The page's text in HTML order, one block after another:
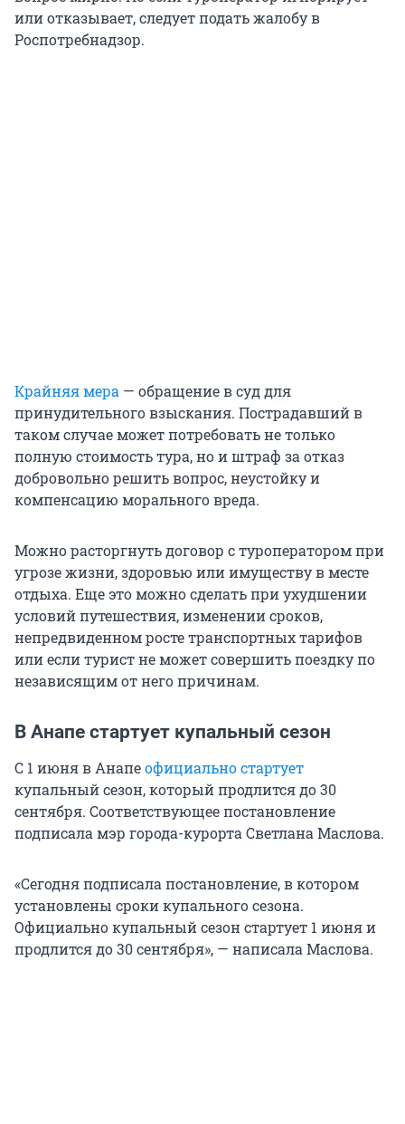
или отказывает, следует подать жалобу в
Роспотребнадзор.
Крайняя мера — обращение в суд для
принудительного взыскания. Пострадавший в
таком случае может потребовать не только
полную стоимость тура, но и штраф за отказ
добровольно решить вопрос, неустойку и
компенсацию морального вреда.
Можно расторгнуть договор с туроператором при
угрозе жизни, здоровью или имуществу в месте
отдыха. Еще это можно сделать при ухудшении
условий путешествия, изменении сроков,
непредвиденном росте транспортных тарифов
или если турист не может совершить поездку по
независящим от него причинам.
В Анапе стартует купальный сезон
С 1 июня в Анапеофициально стартует
купальный сезон, который продлится до 30
сентября. Соответствующее постановление
подписала мэр города-курорта Светлана Маслова.
«Сегодня подписала постановление, в котором
установлены сроки купального сезона.
Официально купальный сезон стартует 1 июня и
продлится до 30 сентября», — написала Маслова.